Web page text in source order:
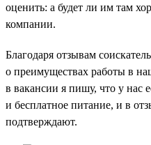
оценить: а будет ли им там
компании.
Благодаря отзывам
о преимуществах работы в
в вакансии я пишу, что у нас
и бесплатное питание, и в
подтверждают.